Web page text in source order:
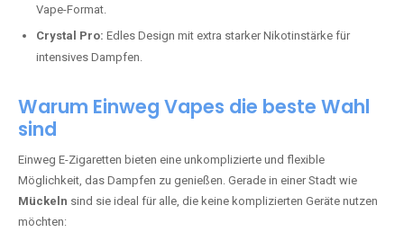
Vape-Format.
Crystal Pro: Edles Design mit extra starker Nikotinstärke für
intensives Dampfen.
Warum Einweg Vapes die beste Wahl
sind
Einweg E-Zigaretten bieten eine unkomplizierte und flexible
Möglichkeit, das Dampfen zu genießen. Gerade in einer Stadt wie
Mückeln sind sie ideal für alle, die keine komplizierten Geräte nutzen
möchten: